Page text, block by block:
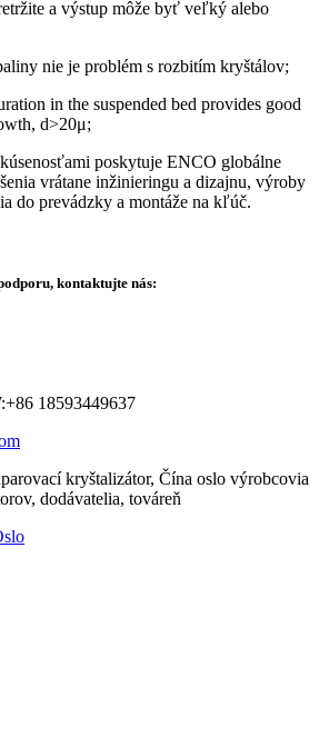
a výstup môže byť veľký alebo
nie je problém s rozbitím kryštálov;
in the suspended bed provides good
d>20μ;
poskytuje ENCO globálne
vrátane inžinieringu a dizajnu, výroby
do prevádzky a montáže na kľúč.
kontaktujte nás:
18593449637
kryštalizátor, Čína oslo výrobcovia
dodávatelia, továreň